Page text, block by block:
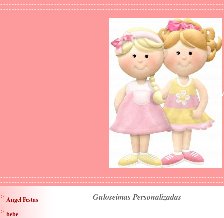
Angel Festas
bebe
Guloseimas Personalizadas